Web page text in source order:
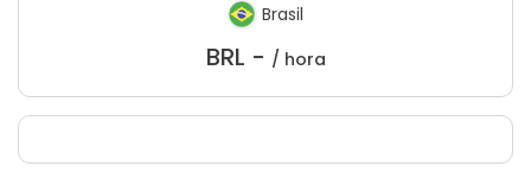
Brasil
BRL - / hora